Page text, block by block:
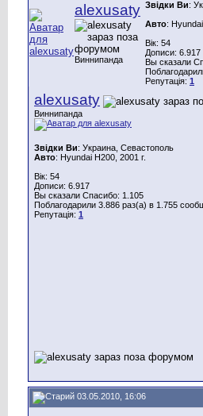
alexusaty
Виннипанда
Звідки Ви:
Авто:
Вік: 54
Дописи: 6.917
Вы сказали
Репутація: 1
alexusaty
Виннипанда
Звідки Ви: Украина, Севастополь
Авто: Hyundai H200, 2001 г.
Вік: 54
Дописи: 6.917
Вы сказали Спасибо: 1.105
Поблагодарили 3.886 раз(а) в 1.755
Репутація: 1
03.05.2010, 16:06